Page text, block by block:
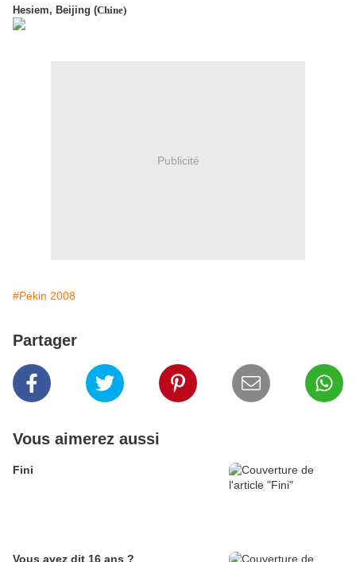
Hesiem, Beijing (Chine)
Publicité
#Pékin 2008
Partager
Vous aimerez aussi
Fini
Vous avez dit 16 ans ?